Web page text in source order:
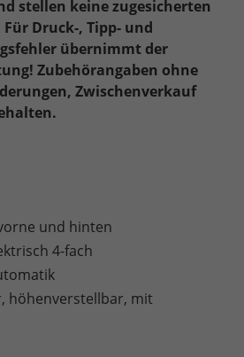
stellen keine zugesicherten
Druck-, Tipp- und
übernimmt der
Zubehörangaben ohne
Zwischenverkauf
und hinten
4-fach
höhenverstellbar, mit